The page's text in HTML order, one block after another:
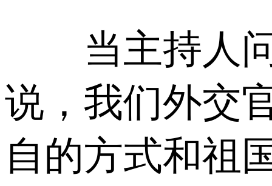
当主持人问
说，我们外交
自的方式和祖